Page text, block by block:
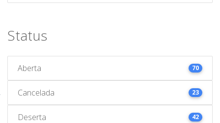
Status
Aberta 70
Cancelada 23
Deserta 42